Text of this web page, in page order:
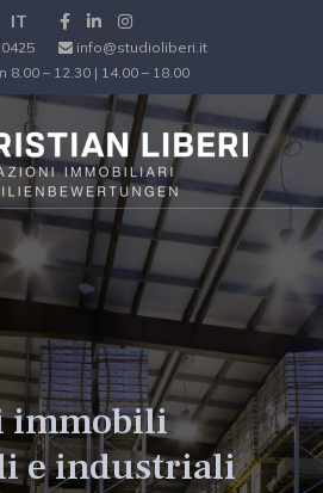
IT
info@studioliberi.it
8.00 – 12.30 | 14.00 – 18.00
immobili
e industriali